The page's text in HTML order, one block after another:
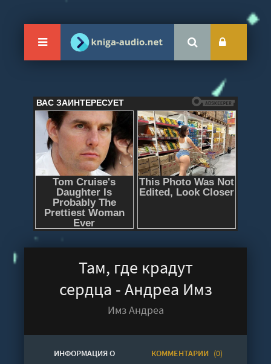
Там, где крадут
сердца - Андреа Имз
Имз Андреа
ИНФОРМАЦИЯ О КОММЕНТАРИИ (0)